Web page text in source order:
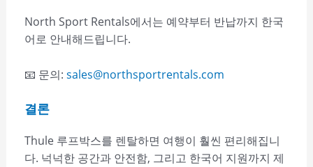
North Sport Rentals에서는 예약부터 반납까지 한국
어로 안내해드립니다.
📧 문의: sales@northsportrentals.com
결론
Thule 루프박스를 렌탈하면 여행이 훨씬 편리해집니
다. 넉넉한 공간과 안전함, 그리고 한국어 지원까지 제